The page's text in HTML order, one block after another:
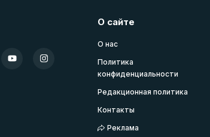
О сайте
О нас
Политика
конфиденциальности
Редакционная политика
Контакты
Реклама